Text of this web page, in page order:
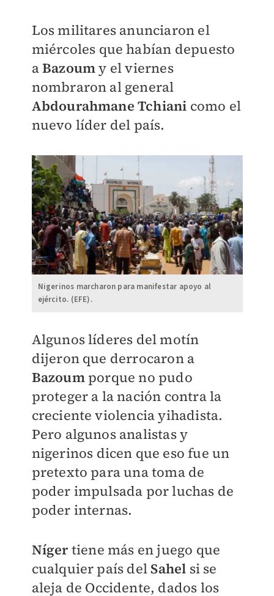
Los militares anunciaron el
miércoles que habían depuesto
aBazoumy el viernes
nombraron al general
Abdourahmane Tchiani como el
nuevo líder del país.
Nigerinos marcharon para manifestar apoyo al
ejército. (EFE).
Algunos líderes del motín
dijeron que derrocaron a
Bazoum porque no pudo
proteger a la nación contra la
creciente violencia yihadista.
Pero algunos analistas y
nigerinos dicen que eso fue un
pretexto para una toma de
poder impulsada por luchas de
poder internas.
Nígertiene más en juego que
cualquier país del Sahel si se
aleja de Occidente, dados los